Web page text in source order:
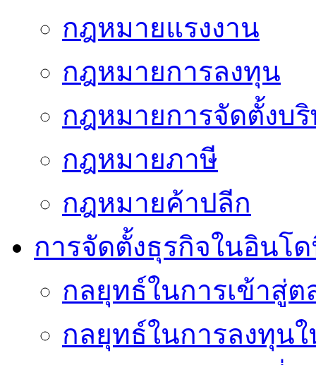
กฎหมายแรงงาน
กฎหมายการลงทุน
กฎหมายการจัดตั้งบ
กฎหมายภาษี
กฎหมายค้าปลีก
การจัดตั้งธุรกิจในอินโ
กลยุทธ์ในการเข้าสู่
กลยุทธ์ในการลงทุน